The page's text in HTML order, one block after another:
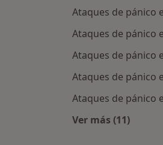
Ataques de pánico
Ataques de pánico
Ataques de pánico
Ataques de pánico
Ataques de pánico
Ver más (11)